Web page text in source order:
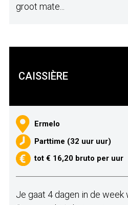
groot mate...
CAISSIÈRE
Ermelo
Parttime (32 uur uur)
tot € 16,20 bruto per uur
Je gaat 4 dagen in de week